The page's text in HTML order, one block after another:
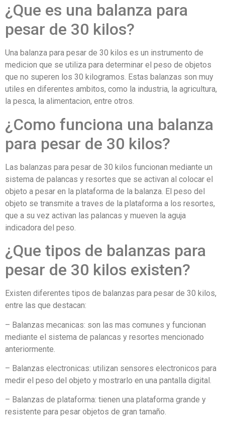
¿Que es una balanza para
pesar de 30 kilos?
Una balanza para pesar de 30 kilos es un instrumento de
medicion que se utiliza para determinar el peso de objetos
que no superen los 30 kilogramos. Estas balanzas son muy
utiles en diferentes ambitos, como la industria, la agricultura,
la pesca, la alimentacion, entre otros.
¿Como funciona una balanza
para pesar de 30 kilos?
Las balanzas para pesar de 30 kilos funcionan mediante un
sistema de palancas y resortes que se activan al colocar el
objeto a pesar en la plataforma de la balanza. El peso del
objeto se transmite a traves de la plataforma a los resortes,
que a su vez activan las palancas y mueven la aguja
indicadora del peso.
¿Que tipos de balanzas para
pesar de 30 kilos existen?
Existen diferentes tipos de balanzas para pesar de 30 kilos,
entre las que destacan:
– Balanzas mecanicas: son las mas comunes y funcionan
mediante el sistema de palancas y resortes mencionado
anteriormente.
– Balanzas electronicas: utilizan sensores electronicos para
medir el peso del objeto y mostrarlo en una pantalla digital.
– Balanzas de plataforma: tienen una plataforma grande y
resistente para pesar objetos de gran tamaño.